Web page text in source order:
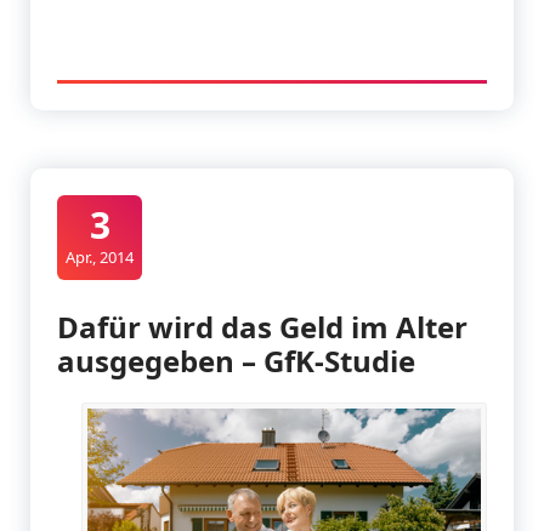
3
Apr., 2014
Dafür wird das Geld im Alter
ausgegeben – GfK-Studie